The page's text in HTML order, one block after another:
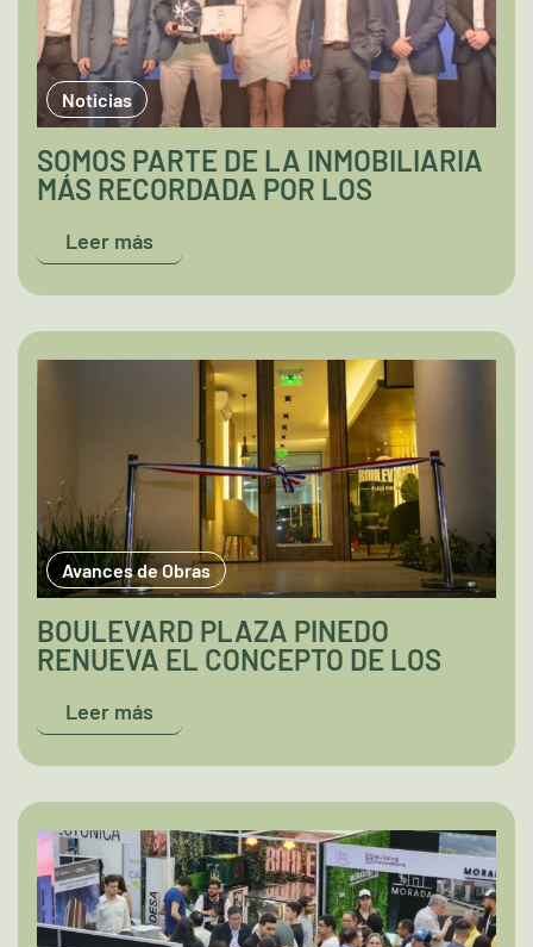
Noticias
SOMOS PARTE DE LA INMOBILIARIA
MÁS RECORDADA POR LOS
Leer más
Avances de Obras
BOULEVARD PLAZA PINEDO
RENUEVA EL CONCEPTO DE LOS
Leer más